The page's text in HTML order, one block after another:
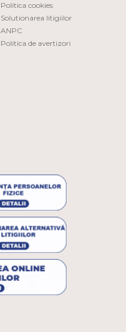
Politica cookies
Solutionarea litigiilor
ANPC
Politica de avertizori